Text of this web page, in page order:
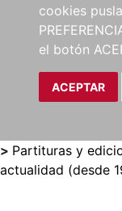
cookies
el botón
ACEPTAR
> Partituras y
actualidad (desde